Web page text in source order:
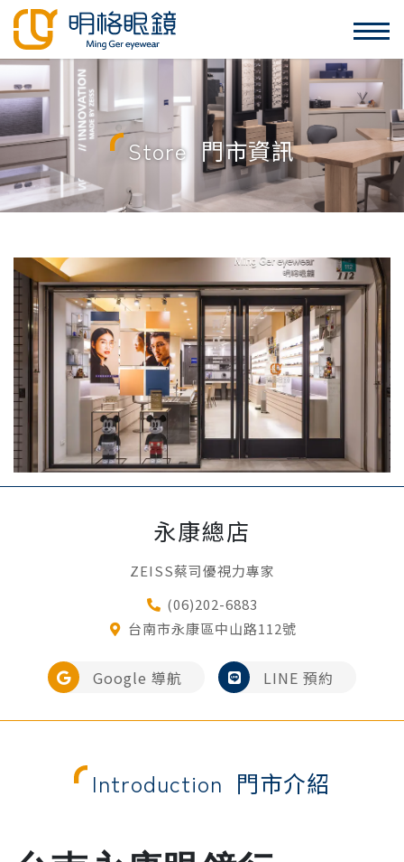
Store 門市資訊
永康總店
ZEISS蔡司優視力專家
(06)202-6883
台南市永康區中山路112號
Google 導航 LINE 預約
Introduction 門市介紹